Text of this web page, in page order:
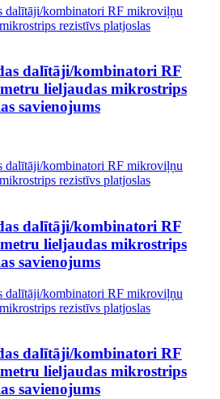
dalītāji/kombinatori RF
lieljaudas mikrostrips
savienojums
dalītāji/kombinatori RF
lieljaudas mikrostrips
savienojums
dalītāji/kombinatori RF
lieljaudas mikrostrips
savienojums